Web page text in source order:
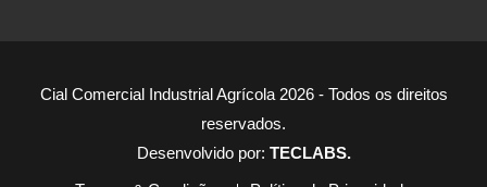
Cial Comercial Industrial Agrícola 2026 - Todos os direitos
reservados.
Desenvolvido por: TECLABS.